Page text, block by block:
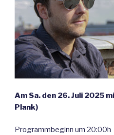
Am Sa. den 26. Juli 2025
Plank)
Programmbeginn um 20:00h